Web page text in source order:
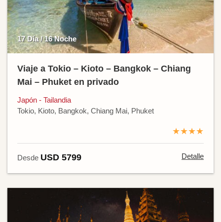
17 Día / 16 Noche
Viaje a Tokio – Kioto – Bangkok – Chiang
Mai – Phuket en privado
Japón - Tailandia
Tokio, Kioto, Bangkok, Chiang Mai, Phuket
★★★★
Desde USD 5799 Detalle